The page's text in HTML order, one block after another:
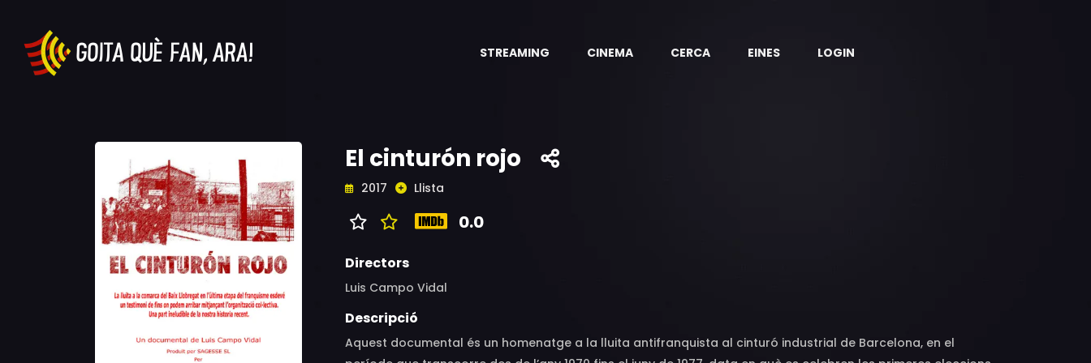
STREAMING CINEMA CERCA EINES LOGIN
El cinturón rojo
2017 Llista
0.0
Directors
Luis Campo Vidal
Descripció
Aquest documental és un homenatge a la lluita antifranquista al cinturó industrial de Barcelona, en el